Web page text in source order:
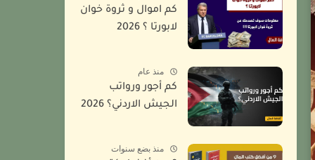
كم اموال و ثروة خوان
لابورتا ؟ 2026
منذ عام
كم أجور ورواتب
الجيش الاردني؟ 2026
منذ بضع سنوات